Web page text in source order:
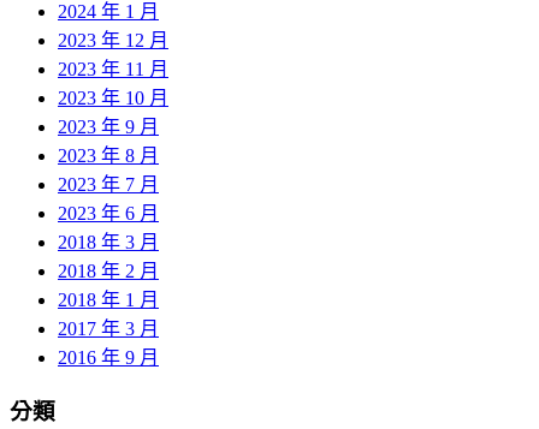
2024 年 1 月
2023 年 12 月
2023 年 11 月
2023 年 10 月
2023 年 9 月
2023 年 8 月
2023 年 7 月
2023 年 6 月
2018 年 3 月
2018 年 2 月
2018 年 1 月
2017 年 3 月
2016 年 9 月
分類